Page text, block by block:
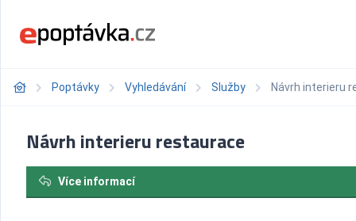
Poptávky Vyhledávání Služby Návrh interieru
Návrh interieru restaurace
Více informací